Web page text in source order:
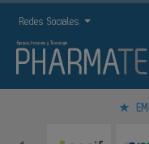
Redes Sociales